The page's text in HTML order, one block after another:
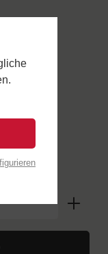
100 +130,00 €